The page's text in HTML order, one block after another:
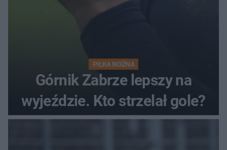
PIŁKA NOŻNA
Górnik Zabrze lepszy na
wyjeździe. Kto strzelał gole?